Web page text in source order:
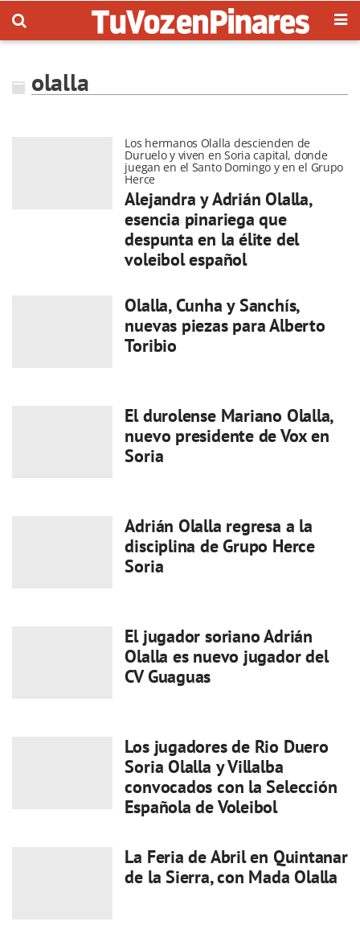
olalla
Los hermanos Olalla descienden de
Duruelo y viven en Soria capital, donde
juegan en el Santo Domingo y en el Grupo
Herce
Alejandra y Adrián Olalla,
esencia pinariega que
despunta en la élite del
voleibol español
Olalla, Cunha y Sanchís,
nuevas piezas para Alberto
Toribio
El durolense Mariano Olalla,
nuevo presidente de Vox en
Soria
Adrián Olalla regresa a la
disciplina de Grupo Herce
Soria
El jugador soriano Adrián
Olalla es nuevo jugador del
CV Guaguas
Los jugadores de Rio Duero
Soria Olalla y Villalba
convocados con la Selección
Española de Voleibol
La Feria de Abril en Quintanar
de la Sierra, con Mada Olalla